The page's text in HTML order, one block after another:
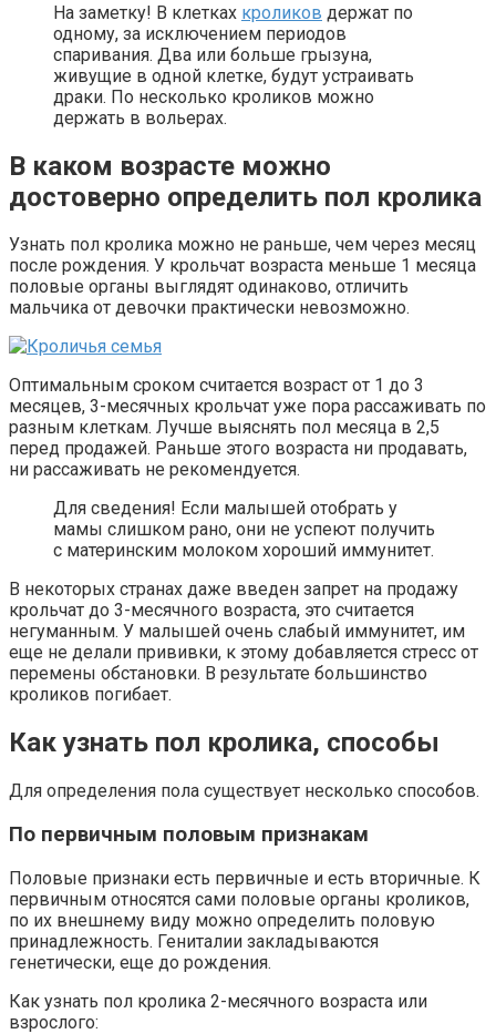
На заметку! В клетках кроликов держат по
одному, за исключением периодов
спаривания. Два или больше грызуна,
живущие в одной клетке, будут устраивать
драки. По несколько кроликов можно
держать в вольерах.
В каком возрасте можно
достоверно определить пол кролика
Узнать пол кролика можно не раньше, чем через месяц
после рождения. У крольчат возраста меньше 1 месяца
половые органы выглядят одинаково, отличить
мальчика от девочки практически невозможно.
Оптимальным сроком считается возраст от 1 до 3
месяцев, 3-месячных крольчат уже пора рассаживать по
разным клеткам. Лучше выяснять пол месяца в 2,5
перед продажей. Раньше этого возраста ни продавать,
ни рассаживать не рекомендуется.
Для сведения! Если малышей отобрать у
мамы слишком рано, они не успеют получить
с материнским молоком хороший иммунитет.
В некоторых странах даже введен запрет на продажу
крольчат до 3-месячного возраста, это считается
негуманным. У малышей очень слабый иммунитет, им
еще не делали прививки, к этому добавляется стресс от
перемены обстановки. В результате большинство
кроликов погибает.
Как узнать пол кролика, способы
Для определения пола существует несколько способов.
По первичным половым признакам
Половые признаки есть первичные и есть вторичные. К
первичным относятся сами половые органы кроликов,
по их внешнему виду можно определить половую
принадлежность. Гениталии закладываются
генетически, еще до рождения.
Как узнать пол кролика 2-месячного возраста или
взрослого: